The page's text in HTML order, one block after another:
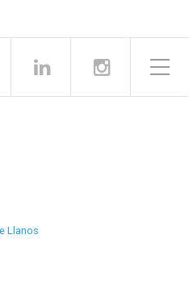
Alternar el menú lateral
Llanos